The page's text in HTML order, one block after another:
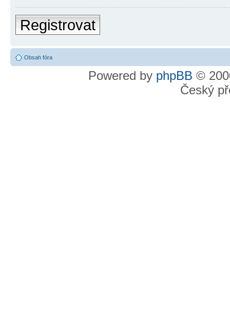
Registrovat
Obsah fóra
Powered by phpBB ©
Český